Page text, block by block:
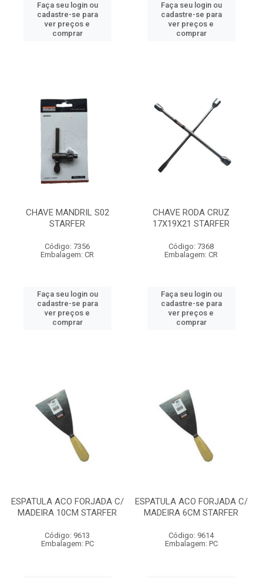
Faça seu login ou
cadastre-se para
ver preços e
comprar
Faça seu login ou
cadastre-se para
ver preços e
comprar
CHAVE MANDRIL S02
STARFER
Código: 7356
Embalagem: CR
Faça seu login ou
cadastre-se para
ver preços e
comprar
CHAVE RODA CRUZ
17X19X21 STARFER
Código: 7368
Embalagem: CR
Faça seu login ou
cadastre-se para
ver preços e
comprar
ESPATULA ACO FORJADA C/
MADEIRA 10CM STARFER
Código: 9613
Embalagem: PC
ESPATULA ACO FORJADA C/
MADEIRA 6CM STARFER
Código: 9614
Embalagem: PC